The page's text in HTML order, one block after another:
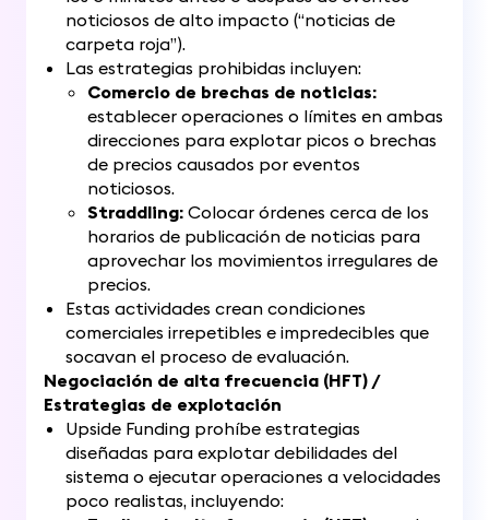
noticiosos de alto impacto (“noticias de
carpeta roja”).
Las estrategias prohibidas incluyen:
Comercio de brechas de noticias:
establecer operaciones o límites en ambas
direcciones para explotar picos o brechas
de precios causados ​​por eventos
noticiosos.
Straddling: Colocar órdenes cerca de los
horarios de publicación de noticias para
aprovechar los movimientos irregulares de
precios.
Estas actividades crean condiciones
comerciales irrepetibles e impredecibles que
socavan el proceso de evaluación.
Negociación de alta frecuencia (HFT) /
Estrategias de explotación
Upside Funding prohíbe estrategias
diseñadas para explotar debilidades del
sistema o ejecutar operaciones a velocidades
poco realistas, incluyendo: